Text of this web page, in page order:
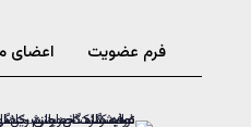
فرم عضویت اعضای